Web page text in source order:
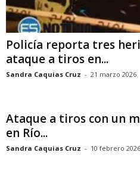
Policía reporta tres
ataque a tiros en...
Sandra Caquias Cruz - 21 marzo 2026
Ataque a tiros con un
en Río...
Sandra Caquias Cruz - 10 febrero 2026